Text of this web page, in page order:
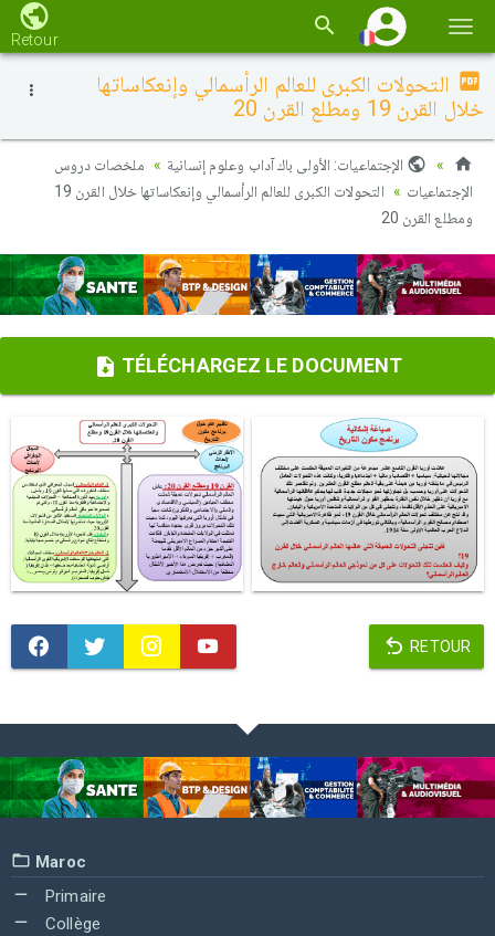
la
Retour
التحولات الكبرى للعالم الرأسمالي وإنعكاساتها
خلال القرن 19 ومطلع القرن 20
الإجتماعيات: الأولى باك آداب وعلوم إنسانية
ملخصات دروس
الإجتماعيات
التحولات الكبرى للعالم الرأسمالي وإنعكاساتها خلال القرن 19
ومطلع القرن 20
TÉLÉCHARGEZ LE DOCUMENT
RETOUR
Maroc
Primaire
Collège